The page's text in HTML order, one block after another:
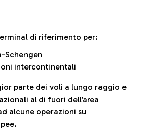
di riferimento per:
Schengen
intercontinentali
parte dei voli a lungo raggio e
al di fuori dell’area
alcune operazioni su